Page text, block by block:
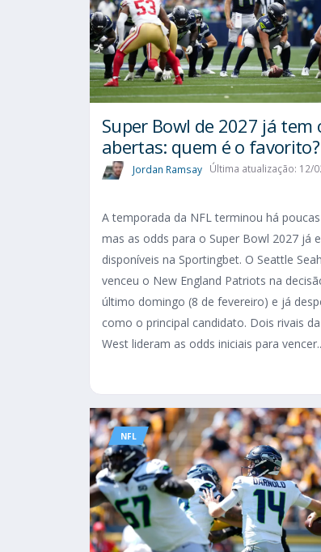
Super Bowl de 2027 já tem
abertas: quem é o favorito?
Jordan Ramsay Última atualização: 12/
A temporada da NFL terminou há
mas as odds para o Super Bowl 2027 já
disponíveis na Sportingbet. O Seattle
venceu o New England Patriots na
último domingo (8 de fevereiro) e já
como o principal candidato. Dois rivais da
West lideram as odds iniciais para
NFL